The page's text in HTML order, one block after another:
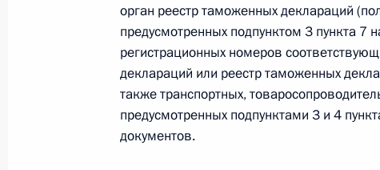
Федеральный закон от 26.07.2026
О внесении изменений в статьи 85 и 102
кодекса Российской Федерации
орган реестр таможенных деклараций
предусмотренных подпунктом 3 пункта 7
регистрационных номеров
деклараций или реестр таможенных
также транспортных,
предусмотренных подпунктами 3 и 4
документов.